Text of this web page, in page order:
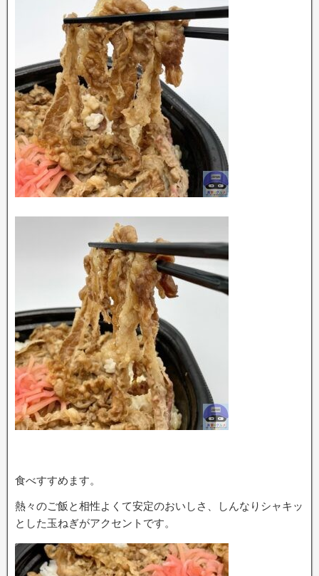
食べすすめます。
熱々のご飯と相性よくて安定のおいしさ、しんなりシャキッ
とした玉ねぎがアクセントです。